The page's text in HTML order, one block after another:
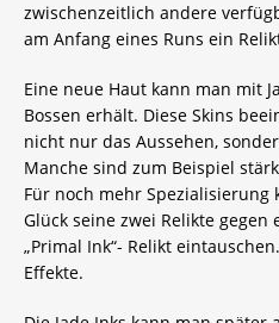
zwischenzeitlich andere
am Anfang eines Runs ein
Eine neue Haut kann man mit
Bossen erhält. Diese Skins
nicht nur das Aussehen,
Manche sind zum Beispiel
Für noch mehr Spezialisierung
Glück seine zwei Relikte
„Primal Ink“- Relikt
Effekte.